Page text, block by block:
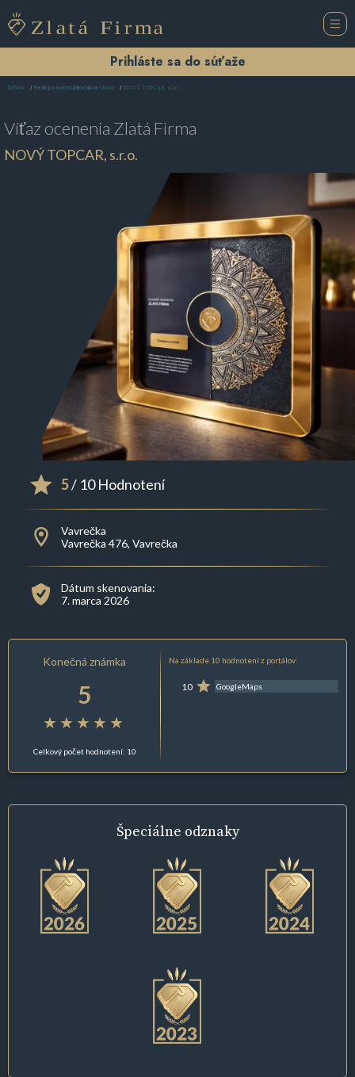
Prihláste sa do súťaže
Domov Predajca automobilov Námestovo NOVÝ TOPCAR, s.r.o.
Víťaz ocenenia Zlatá Firma
NOVÝ TOPCAR, s.r.o.
5/ 10 Hodnotení
Vavrečka
Vavrečka 476, Vavrečka
Dátum skenovania:
7. marca 2026
Konečná známka
5
Celkový počet hodnotení: 10
Na základe 10 hodnotení z portálov:
10 GoogleMaps
Špeciálne odznaky